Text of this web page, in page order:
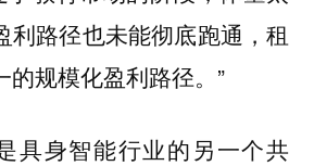
利路径也未能彻底跑通，租
的规模化盈利路径。”
具身智能行业的另一个共